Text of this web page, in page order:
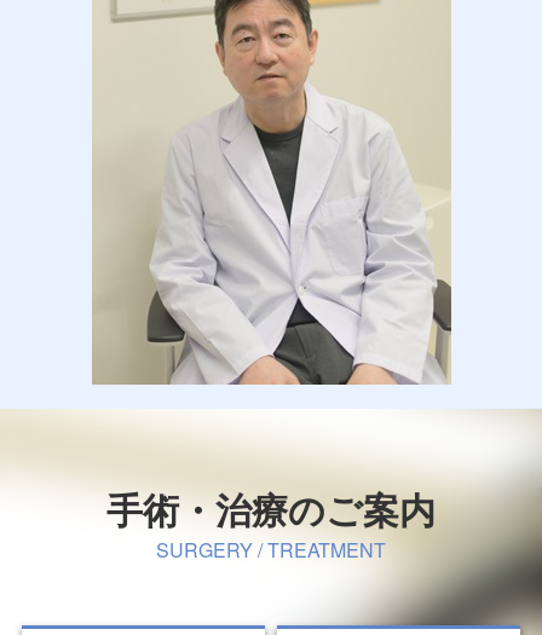
手術・治療のご案内
SURGERY / TREATMENT